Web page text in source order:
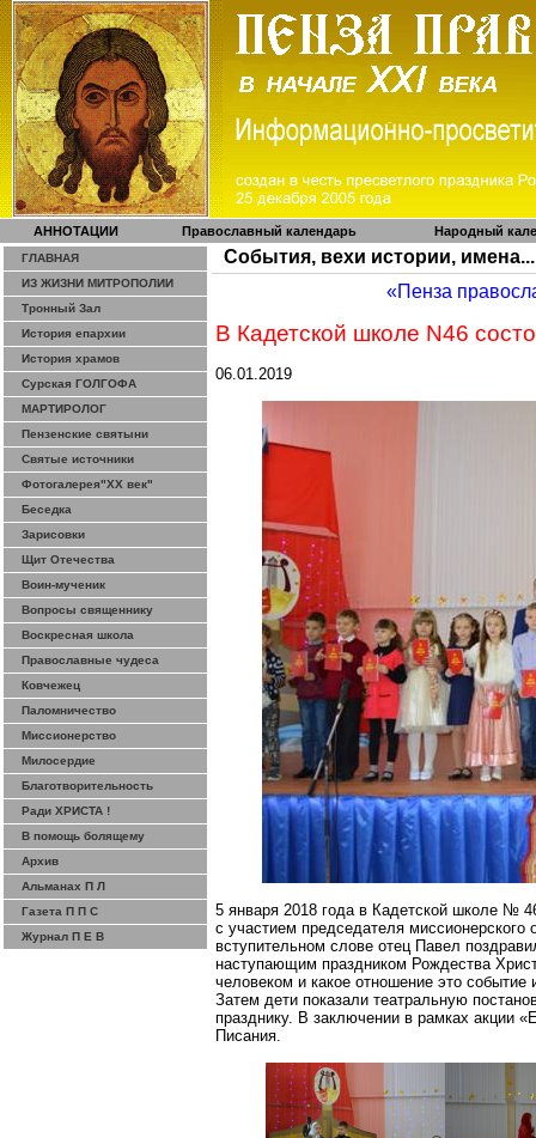
АННОТАЦИИ Православный календарь Народный
ГЛАВНАЯ
ИЗ ЖИЗНИ МИТРОПОЛИИ
Тронный Зал
История епархии
История храмов
Сурская ГОЛГОФА
МАРТИРОЛОГ
Пензенские святыни
Святые источники
Фотогалерея"ХХ век"
Беседка
Зарисовки
Щит Отечества
Воин-мученик
Вопросы священнику
Воскресная школа
Православные чудеса
Ковчежец
Паломничество
Миссионерство
Милосердие
Благотворительность
Ради ХРИСТА !
В помощь болящему
Архив
Альманах П Л
Газета П П С
Журнал П Е В
События, вехи истории, имена...
«Пенза
В Кадетской школе N46
06.01.2019
5 января 2018 года в Кадетской школе №
с участием председателя
вступительном слове отец Павел
наступающим праздником Рождества
человеком и какое отношение это
Затем дети показали театральную
празднику. В заключении в рамках акции
Писания.